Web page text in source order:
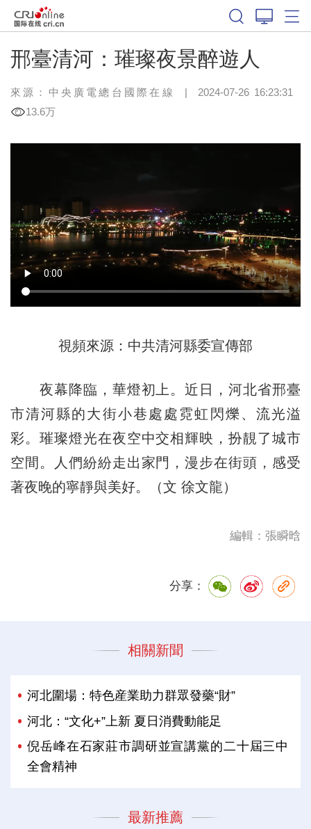
邢臺清河：璀璨夜景醉遊人
來源：中央廣電總台國際在線 | 2024-07-26 16:23:31
13.6万
視頻來源：中共清河縣委宣傳部
夜幕降臨，華燈初上。近日，河北省邢臺
市清河縣的大街小巷處處霓虹閃爍、流光溢
彩。璀璨燈光在夜空中交相輝映，扮靚了城市
空間。人們紛紛走出家門，漫步在街頭，感受
著夜晚的寧靜與美好。（文 徐文龍）
編輯：張瞬晗
分享：
相關新聞
河北圍場：特色産業助力群眾發藥“財”
河北：“文化+”上新 夏日消費動能足
倪岳峰在石家莊市調研並宣講黨的二十屆三中
全會精神
最新推薦